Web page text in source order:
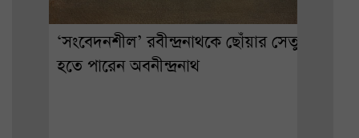
‘সংবেদনশীল’ রবীন্দ্রনাথকে ছোঁয়ার সেতু
হতে পারেন অবনীন্দ্রনাথ